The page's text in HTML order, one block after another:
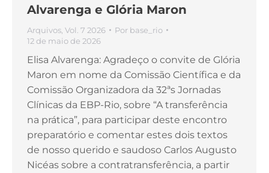
Alvarenga e Glória Maron
Arquivos Vol. 7 2026 Por base_rio
12 de maio de 2026
Elisa Alvarenga: Agradeço o convite de Glória
Maron em nome da Comissão Científica e da
Comissão Organizadora da 32ªs Jornadas
Clínicas da EBP-Rio, sobre “A transferência
na prática”, para participar deste encontro
preparatório e comentar estes dois textos
de nosso querido e saudoso Carlos Augusto
Nicéas sobre a contratransferência, a partir